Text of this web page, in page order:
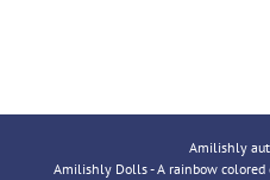
Amilishly
Amilishly Dolls - A rainbow